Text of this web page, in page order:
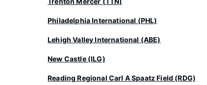
Philadelphia International (PHL)
Lehigh Valley International (ABE)
New Castle (ILG)
Reading Regional Carl A Spaatz Field (RDG)